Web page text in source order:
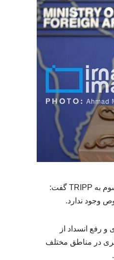
اسماعیل بقائی سخنگوی وزارت امور خارجه، در پاسخ به سوالی در مورد تحولات قفقاز و طرح موسوم به TRIPP گفت:
وجود ندارد.
رفع انسداد از
در مناطق مختلف